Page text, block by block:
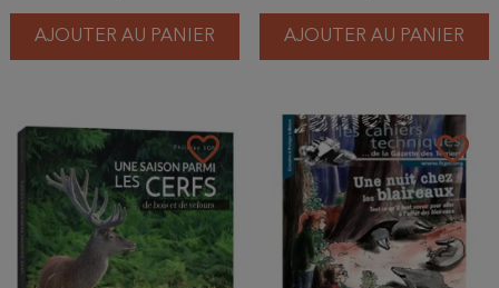
AJOUTER AU PANIER AJOUTER AU PANIER
favorite_border favorite_border